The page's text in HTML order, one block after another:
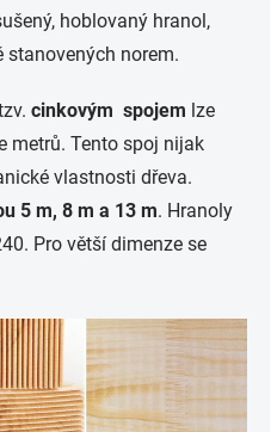
hoblovaný hranol,
stanovených norem.
cinkovým spojem lze
metrů. Tento spoj nijak
vlastnosti dřeva.
5 m, 8 m a 13 m. Hranoly
Pro větší dimenze se